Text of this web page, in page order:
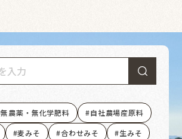
無農薬・無化学肥料
自社農場産原料
麦みそ 合わせみそ
生みそ